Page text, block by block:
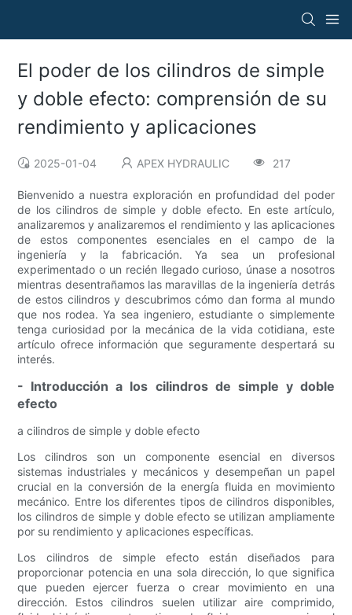
El poder de los cilindros de simple
y doble efecto: comprensión de su
rendimiento y aplicaciones
2025-01-04 APEX HYDRAULIC 217
Bienvenido a nuestra exploración en profundidad del poder
de los cilindros de simple y doble efecto. En este artículo,
analizaremos y analizaremos el rendimiento y las aplicaciones
de estos componentes esenciales en el campo de la
ingeniería y la fabricación. Ya sea un profesional
experimentado o un recién llegado curioso, únase a nosotros
mientras desentrañamos las maravillas de la ingeniería detrás
de estos cilindros y descubrimos cómo dan forma al mundo
que nos rodea. Ya sea ingeniero, estudiante o simplemente
tenga curiosidad por la mecánica de la vida cotidiana, este
artículo ofrece información que seguramente despertará su
interés.
- Introducción a los cilindros de simple y doble
efecto
a cilindros de simple y doble efecto
Los cilindros son un componente esencial en diversos
sistemas industriales y mecánicos y desempeñan un papel
crucial en la conversión de la energía fluida en movimiento
mecánico. Entre los diferentes tipos de cilindros disponibles,
los cilindros de simple y doble efecto se utilizan ampliamente
por su rendimiento y aplicaciones específicas.
Los cilindros de simple efecto están diseñados para
proporcionar potencia en una sola dirección, lo que significa
que pueden ejercer fuerza o crear movimiento en una
dirección. Estos cilindros suelen utilizar aire comprimido,